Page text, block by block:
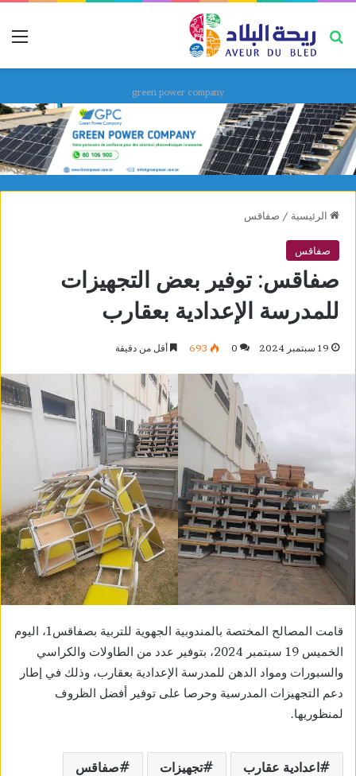
بحث عن
green power company
الرئيسية / صفاقس
صفاقس
صفاقس: توفير بعض التجهيزات
للمدرسة الإعدادية بعقارب
19 سبتمبر 2024 0
693 أقل من دقيقة
قامت المصالح المختصة بالمندوبية الجهوية للتربية بصفاقس1، اليوم
الخميس 19 سبتمبر 2024، بتوفير عدد من الطاولات والكراسي
والسبورات ومواد الدهن للمدرسة الإعدادية بعقارب، وذلك في إطار
دعم التجهيزات المدرسية وحرصا على توفير أفضل الظروف
لمنظوريها.
اعدادية عقارب تجهيزات صفاقس